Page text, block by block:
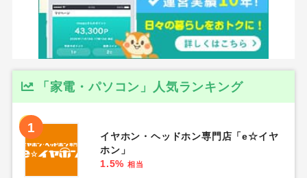
「家電・パソコン」人気ランキング
1
イヤホン・ヘッドホン専門店「e☆イヤ
ホン」
1.5% 相当